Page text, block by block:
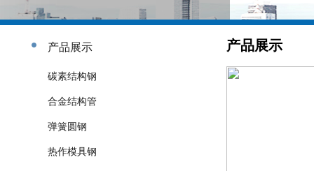
产品展示
碳素结构钢
合金结构管
弹簧圆钢
热作模具钢
产品展示